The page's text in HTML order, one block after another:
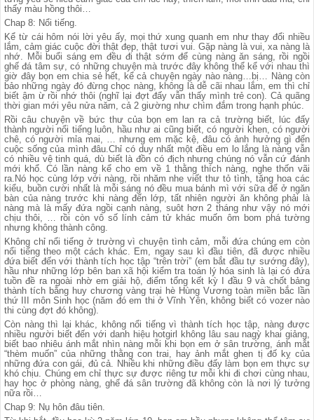
thấy màu hồng thôi…
Chap 8: Nổi tiếng.
Kể từ cái hôm nói lời yêu ấy, mọi thứ xung quanh em như thay đổi nhiều
lắm, cảm giác cuộc đời thật đẹp, thật tươi vui. Gặp nàng là vui, xa nàng là
nhớ. Mỗi buổi sáng em đều đi thật sớm để cùng nàng ăn sáng, rồi ngồi
ghế đá tâm sự, có những chuyện mà trước đây không thể kể với nhau thì
giờ đây bọn em chia sẻ hết, kể cả chuyện ngày nào nàng…bị… Nàng còn
bảo những ngày đó đừng chọc nàng, không là dễ cãi nhau lắm, em thì chỉ
biết ậm ừ rồi nhớ thôi (nghĩ lại đợt đấy vẫn thấy mình trẻ con). Cả quãng
thời gian mới yêu nửa năm, cả 2 giường như chìm đắm trong hạnh phúc.
Rồi câu chuyện về bức thư của bọn em lan ra cả trường biết, lúc đấy
thành người nổi tiếng luôn, hầu như ai cũng biết, có người khen, có người
chê, có người mỉa mai, … nhưng em mặc kệ, đâu có ảnh hưởng gì đến
cuộc sống của mình đâu.Chỉ có duy nhất một điều em lo lắng là nàng vẫn
có nhiều vệ tinh quá, dù biết là đồn có địch nhưng chúng nó vẫn cứ đánh
mới khổ. Có lần nàng kể cho em về 1 thằng thích nàng, nghe thốn vãi
ra.Nó học cùng lớp với nàng, rồi nhăm nhe viết thư tỏ tình, tặng hoa các
kiểu, buồn cười nhất là mỗi sáng nó đều mua bánh mì với sữa để ở ngăn
bàn của nàng trước khi nàng đến lớp, tất nhiên người ăn không phải là
nàng mà là mấy đứa ngồi cạnh nàng, suôt hơn 2 tháng như vậy nó mới
chịu thôi, … rồi còn vô số lính cảm tử khác muốn ôm bom phá tường
nhưng không thành công.
Không chỉ nổi tiếng ở trường vì chuyện tình cảm, mỗi đứa chúng em còn
nổi tiếng theo một cách khác. Em, ngay sau kì đầu tiên, đã được nhiều
đứa biết đến với thành tích học tập “trên trời” (em bắt đầu tự sướng đây),
hầu như những lớp bên ban xã hội kiểm tra toán lý hóa sinh là lại có đứa
tuồn đề ra ngoài nhờ em giải hộ, điểm tổng kết kỳ I đầu 9 và chốt bảng
thành tích bằng huy chương vàng trại hè Hùng Vương toàn miền bắc lần
thứ III môn Sinh học (năm đó em thi ở Vĩnh Yên, không biết có vozer nào
thi cùng đợt đó không).
Còn nàng thì lại khác, không nổi tiếng vì thành tích học tập, nàng được
nhiều người biết đến với danh hiệu hotgirl không lâu sau nagỳ khai giảng,
biết bao nhiêu ánh mắt nhìn nàng mỗi khi bọn em ở sân trường, ánh mắt
“thèm muốn” của những thằng con trai, hay ảnh mắt ghen tị đố kỵ của
những đứa con gái, đủ cả. Nhiều khi những điều đấy làm bọn em thực sự
khó chịu. Chúng em chỉ thực sự được riêng tư mỗi khi đi chơi cùng nhau,
hay học ở phòng nàng, ghế đá sân trường đã không còn là nơi lý tưởng
nữa rồi…
Chap 9: Nụ hôn đâu tiên.